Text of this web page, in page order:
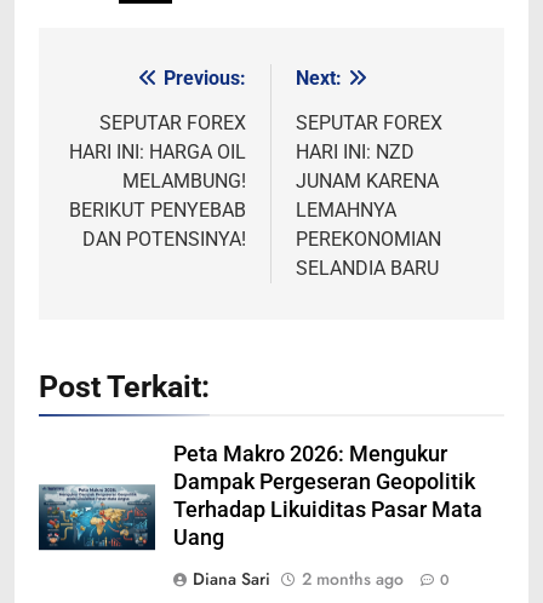
navigation
Previous:
SEPUTAR FOREX
HARI INI: HARGA OIL
MELAMBUNG!
BERIKUT PENYEBAB
DAN POTENSINYA!
Next:
SEPUTAR FOREX
HARI INI: NZD
JUNAM KARENA
LEMAHNYA
PEREKONOMIAN
SELANDIA BARU
Post Terkait:
Peta Makro 2026: Mengukur
Dampak Pergeseran Geopolitik
Terhadap Likuiditas Pasar Mata
Uang
Diana Sari
2 months ago 0